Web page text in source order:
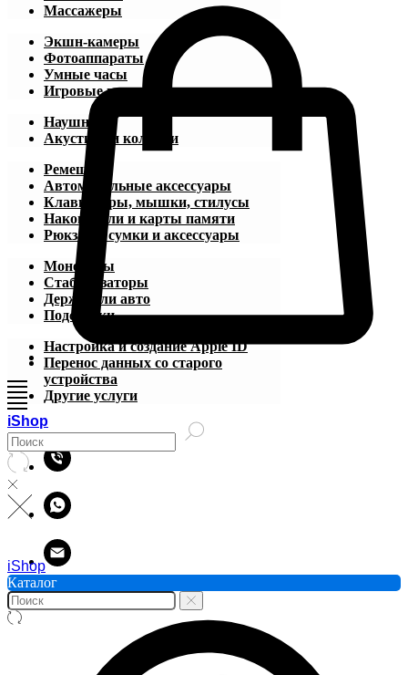
iShop
Массажеры
Экшн-камеры
Фотоаппараты
Умные часы
Игровые приставки
Наушники
Акустика и колонки
Ремешки
Автомобильные аксессуары
Клавиатуры, мышки, стилусы
Накопители и карты памяти
Рюкзаки, сумки и аксессуары
Моноподы
Стабилизаторы
Держатели авто
Подставки
Настройка и создание Apple ID
Перенос данных со старого
устройства
Другие услуги
iShop
Каталог